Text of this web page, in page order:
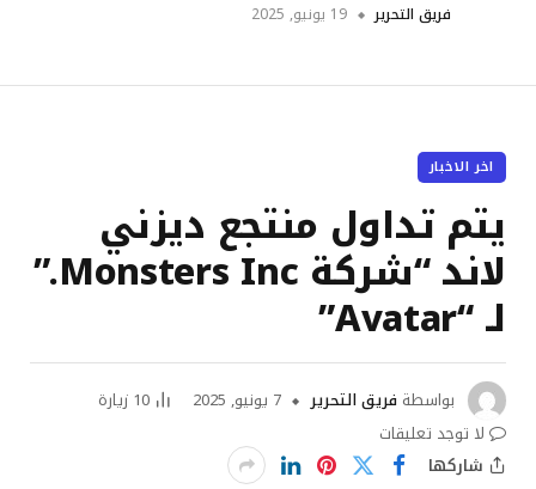
فريق التحرير 19 يونيو, 2025
اخر الاخبار
يتم تداول منتجع ديزني
لاند “شركة Monsters Inc.”
لـ “Avatar”
بواسطة فريق التحرير 7 يونيو, 2025 10 زيارة
لا توجد تعليقات
شاركها